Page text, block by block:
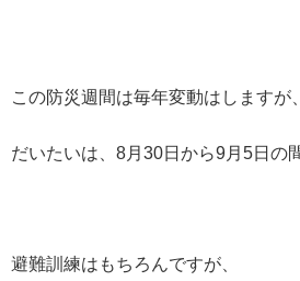
この防災週間は毎年変動はしますが、
だいたいは、8月30日から9月5日の
避難訓練はもちろんですが、